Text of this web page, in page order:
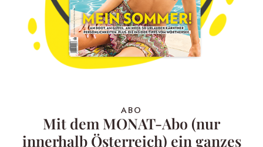
ABO
Mit dem MONAT-Abo (nur
innerhalb Österreich) ein ganzes